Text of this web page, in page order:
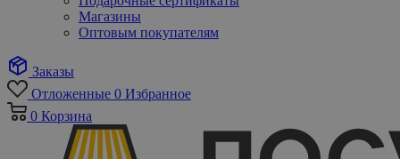
Магазины
Оптовым покупателям
Заказы
Отложенные 0 Избранное
0 Корзина